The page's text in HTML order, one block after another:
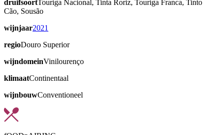
druifsoortTouriga Nacional, Tinta Roriz, Touriga Franca, Tinto
Cão, Sousão
wijnjaar2021
regioDouro Superior
wijndomeinVinilourenço
klimaatContinentaal
wijnbouwConventioneel